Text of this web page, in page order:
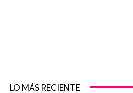
LO MÁS RECIENTE